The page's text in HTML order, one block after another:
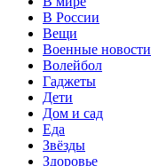
В России
Вещи
Военные новости
Волейбол
Гаджеты
Дети
Дом и сад
Еда
Звёзды
Здоровье